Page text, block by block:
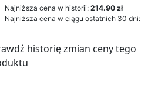
Najniższa cena w historii: 214.90 zł
Najniższa cena w ciągu ostatnich 30 dni:
historię zmian ceny tego